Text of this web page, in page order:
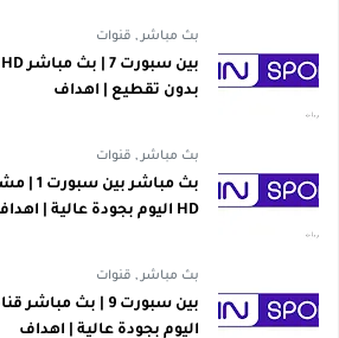
بث مباشر , قنوات
بدون تقطيع | اهداف
بث مباشر , قنوات
HD اليوم بجودة عالية | اهداف
بث مباشر , قنوات
اليوم بجودة عالية | اهداف